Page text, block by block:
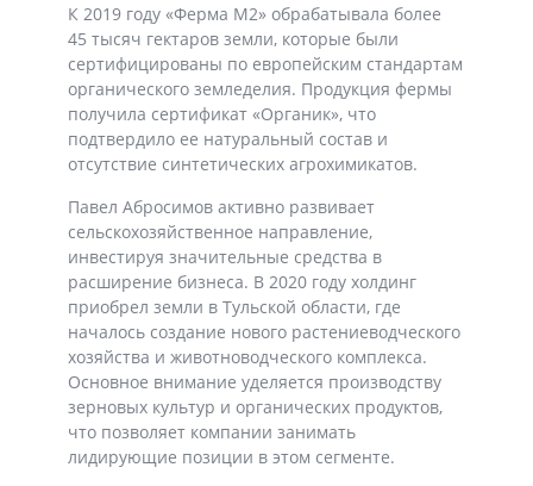
К 2019 году «Ферма М2» обрабатывала более
45 тысяч гектаров земли, которые были
сертифицированы по европейским стандартам
органического земледелия. Продукция фермы
получила сертификат «Органик», что
подтвердило ее натуральный состав и
отсутствие синтетических агрохимикатов.
Павел Абросимов активно развивает
сельскохозяйственное направление,
инвестируя значительные средства в
расширение бизнеса. В 2020 году холдинг
приобрел земли в Тульской области, где
началось создание нового растениеводческого
хозяйства и животноводческого комплекса.
Основное внимание уделяется производству
зерновых культур и органических продуктов,
что позволяет компании занимать
лидирующие позиции в этом сегменте.